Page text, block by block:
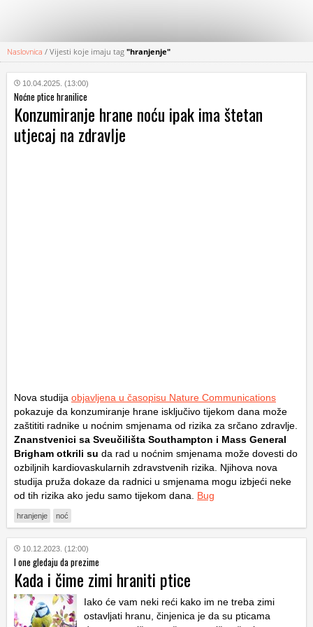
KATEGORIJE
HRVATSKI
WEB
Naslovnica / Vijesti koje imaju tag "hranjenje"
10.04.2025. (13:00)
Noćne ptice hranilice
Konzumiranje hrane noću ipak ima štetan
utjecaj na zdravlje
Nova studija objavljena u časopisu Nature Communications
pokazuje da konzumiranje hrane isključivo tijekom dana može
zaštititi radnike u noćnim smjenama od rizika za srčano zdravlje.
Znanstvenici sa Sveučilišta Southampton i Mass General
Brigham otkrili su da rad u noćnim smjenama može dovesti do
ozbiljnih kardiovaskularnih zdravstvenih rizika. Njihova nova
studija pruža dokaze da radnici u smjenama mogu izbjeći neke
od tih rizika ako jedu samo tijekom dana. Bug
hranjenje noć
10.12.2023. (12:00)
I one gledaju da prezime
Kada i čime zimi hraniti ptice
Iako će vam neki reći kako im ne treba zimi
ostavljati hranu, činjenica je da su pticama